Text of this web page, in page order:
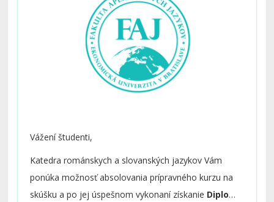
Vážení študenti,
Katedra románskych a slovanských jazykov Vám
ponúka možnosť absolovania prípravného kurzu na
skúšku a po jej úspešnom vykonaní získanie Diplomu